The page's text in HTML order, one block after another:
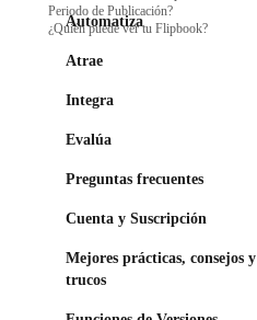
Automatiza
Atrae
Integra
Evalúa
Preguntas frecuentes
Cuenta y Suscripción
Mejores prácticas, consejos y
trucos
Periodo de Publicación?
¿Quién puede ver tu Flipbook?